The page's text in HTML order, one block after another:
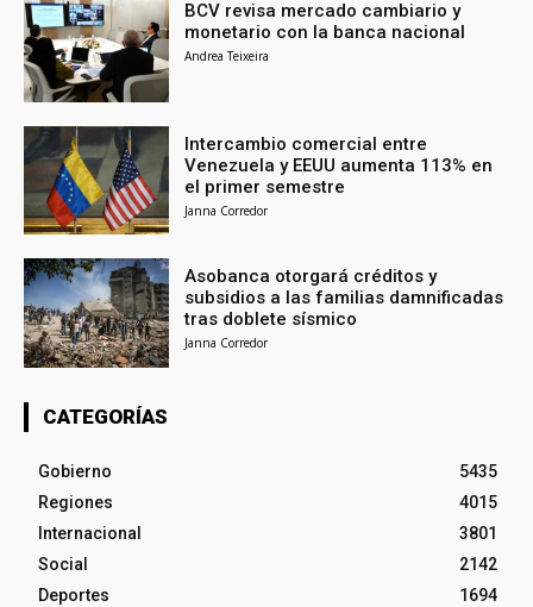
BCV revisa mercado cambiario y
monetario con la banca nacional
Andrea Teixeira
Intercambio comercial entre
Venezuela y EEUU aumenta 113% en
el primer semestre
Janna Corredor
Asobanca otorgará créditos y
subsidios a las familias damnificadas
tras doblete sísmico
Janna Corredor
CATEGORÍAS
Gobierno
5435
Regiones
4015
Internacional
3801
Social
2142
Deportes
1694